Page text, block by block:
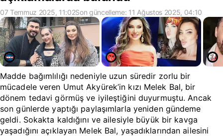
07 Temmuz 2025, 11:02Son güncelleme: 11 Ağustos 2025, 04:10
Madde bağımlılığı nedeniyle uzun süredir zorlu bir
mücadele veren Umut Akyürek’in kızı Melek Bal, bir
dönem tedavi görmüş ve iyileştiğini duyurmuştu. Ancak
son günlerde yaptığı paylaşımlarla yeniden gündeme
geldi. Sokakta kaldığını ve ailesiyle büyük bir kavga
yaşadığını açıklayan Melek Bal, yaşadıklarından ailesini